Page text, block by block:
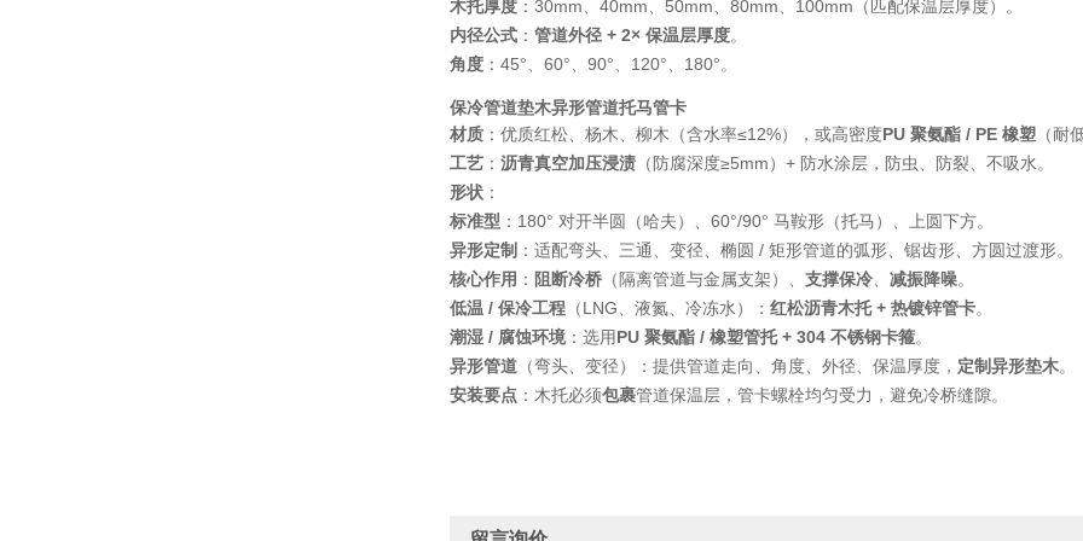
木托厚度 ：30mm、40mm、50mm、80mm、100mm（匹配保温层厚度）。
内径公式 ： 管道外径 + 2× 保温层厚度。
角度 ：45°、60°、90°、120°、180°。
保冷管道垫木异形管道托马管卡
材质 ：优质红松、杨木、柳木（含水率≤12%），或高密度PU 聚氨酯 / PE 橡塑 （耐
工艺 ： 沥青真空加压浸渍 （防腐深度≥5mm）+ 防水涂层，防虫、防裂、不吸水。
形状 ：
标准型 ：180° 对开半圆（哈夫）、60°/90° 马鞍形（托马）、上圆下方。
异形定制 ：适配弯头、三通、变径、椭圆 / 矩形管道的弧形、锯齿形、方圆过渡形。
核心作用 ： 阻断冷桥 （隔离管道与金属支架）、 支撑保冷 减振降噪。
低温 / 保冷工程 （LNG、液氮、冷冻水）： 红松沥青木托 + 热镀锌管卡。
潮湿 / 腐蚀环境 ：选用PU 聚氨酯 / 橡塑管托 + 304 不锈钢卡箍。
异形管道 （弯头、变径）：提供管道走向、角度、外径、保温厚度， 定制异形垫木。
安装要点 ：木托必须包裹管道保温层，管卡螺栓均匀受力，避免冷桥缝隙。